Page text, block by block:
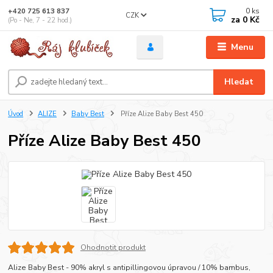
Menu
CZK
Hledat
+420 725 613 837
(Po - Ne, 7 - 22 hod.)
0 ks
za 0 Kč
Úvod ALIZE Baby Best Příze Alize Baby Best 450
Příze Alize Baby Best 450
Ohodnotit produkt
Alize Baby Best - 90% akryl s antipillingovou úpravou / 10% bambus,